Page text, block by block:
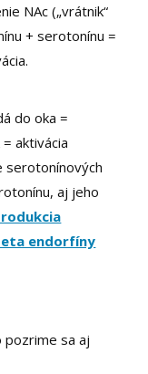
NAc („vrátnik“
+ serotonínu =
do oka =
aktivácia
serotonínových
aj jeho
endorfíny
pozrime sa aj